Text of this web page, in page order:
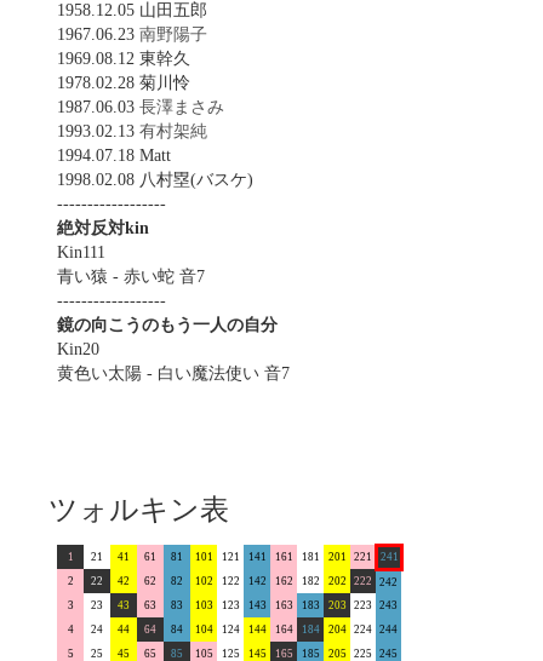
1958.12.05 山田五郎
1967.06.23 南野陽子
1969.08.12 東幹久
1978.02.28 菊川怜
1987.06.03 長澤まさみ
1993.02.13 有村架純
1994.07.18 Matt
1998.02.08 八村塁(バスケ)
------------------
絶対反対kin
Kin111
青い猿 - 赤い蛇 音7
------------------
鏡の向こうのもう一人の自分
Kin20
黄色い太陽 - 白い魔法使い 音7
ツォルキン表
1 21 41 61 81 101 121 141 161 181 201 221
241
2
22 42 62 82 102 122 142 162 182 202 222
242
3
23 43 63 83 103 123 143 163 183 203 223
243
4
24 44 64 84 104 124 144 164 184 204 224 244
5
25 45 65 85 105 125 145 165 185 205 225
245